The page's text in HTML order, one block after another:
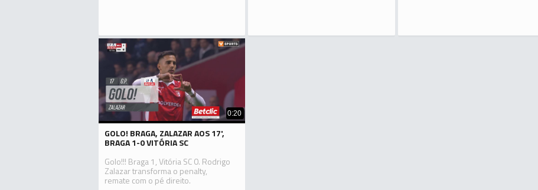
0:20
GOLO! BRAGA, ZALAZAR AOS 17',
BRAGA 1-0 VITÓRIA SC
Golo!!! Braga 1, Vitória SC 0. Rodrigo
Zalazar transforma o penalty,
remate com o pé direito.